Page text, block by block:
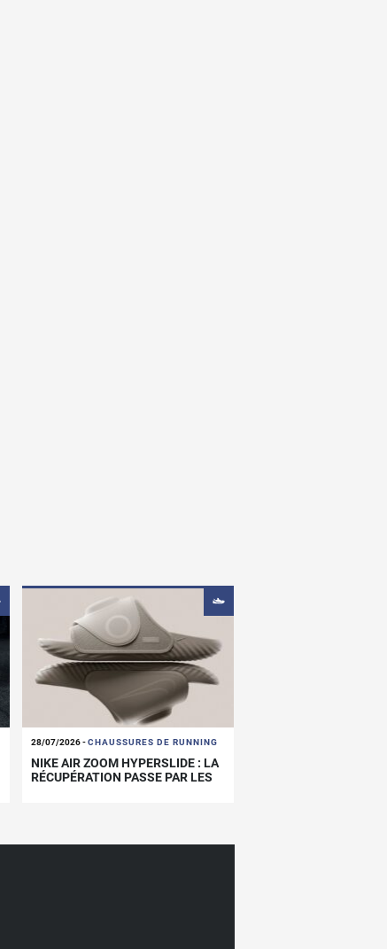
28/07/2026-CHAUSSURES DE RUNNING
NIKE AIR ZOOM HYPERSLIDE : LA
RÉCUPÉRATION PASSE PAR LES